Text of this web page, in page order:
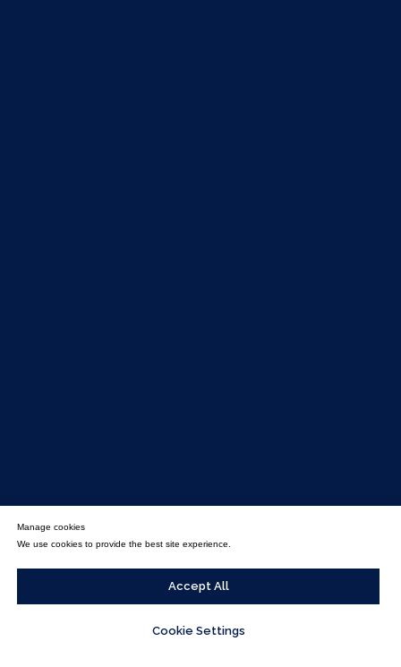
Manage cookies
We use cookies to provide the best site experience.
Accept All
Cookie Settings